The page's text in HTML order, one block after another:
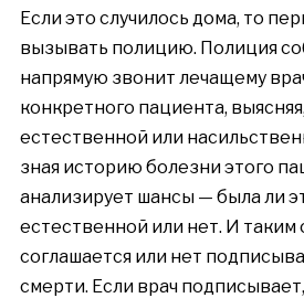
Если это случилось дома, то
вызывать полицию. Полиция
напрямую звонит лечащему
конкретного пациента,
естественной или
зная историю болезни этого
анализирует шансы — была ли
естественной или нет. И таким
соглашается или нет
смерти. Если врач